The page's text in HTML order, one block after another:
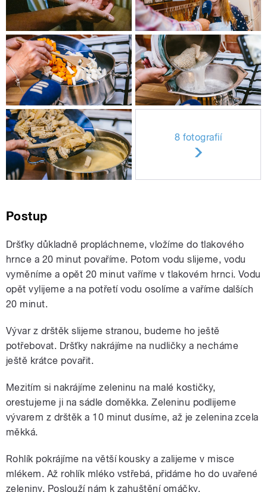
8 fotografií
Postup
Dršťky důkladně propláchneme, vložíme do tlakového
hrnce a 20 minut povaříme. Potom vodu slijeme, vodu
vyměníme a opět 20 minut vaříme v tlakovém hrnci. Vodu
opět vylijeme a na potřetí vodu osolíme a vaříme dalších
20 minut.
Vývar z drštěk slijeme stranou, budeme ho ještě
potřebovat. Dršťky nakrájíme na nudličky a necháme
ještě krátce povařit.
Mezitím si nakrájíme zeleninu na malé kostičky,
orestujeme ji na sádle doměkka. Zeleninu podlijeme
vývarem z drštěk a 10 minut dusíme, až je zelenina zcela
měkká.
Rohlík pokrájíme na větší kousky a zalijeme v misce
mlékem. Až rohlík mléko vstřebá, přidáme ho do uvařené
zeleniny. Poslouží nám k zahuštění omáčky.